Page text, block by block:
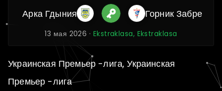
Арка Гдыния Горник Забре
13 мая 2026 · Ekstraklasa, Ekstraklasa
Украинская Премьер -лига, Украинская
Премьер -лига